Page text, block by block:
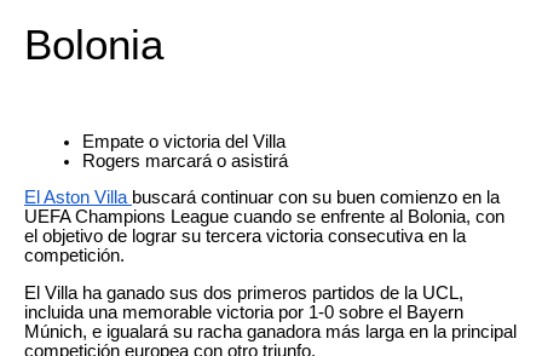
Bolonia
Empate o victoria del Villa
Rogers marcará o asistirá
El Aston Villa buscará continuar con su buen comienzo en la
UEFA Champions League cuando se enfrente al Bolonia, con
el objetivo de lograr su tercera victoria consecutiva en la
competición.
El Villa ha ganado sus dos primeros partidos de la UCL,
incluida una memorable victoria por 1-0 sobre el Bayern
Múnich, e igualará su racha ganadora más larga en la principal
competición europea con otro triunfo.